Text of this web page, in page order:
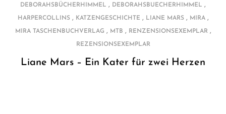
DEBORAHSBÜCHERHIMMEL , DEBORAHSBUECHERHIMMEL ,
HARPERCOLLINS, KATZENGESCHICHTE , LIANE MARS, MIRA,
MIRA TASCHENBUCHVERLAG , MTB , RENZENSIONSEXEMPLAR,
REZENSIONSEXEMPLAR
Liane Mars – Ein Kater für zwei Herzen